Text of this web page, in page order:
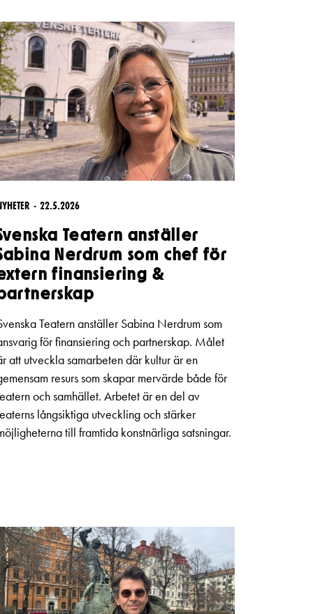
Press
Jobba hos oss
Nyhetsbrev
Svenska Teatern Live
22.5.2026
Teatern anställer
Nerdrum som chef för
finansiering &
Teatern anställer Sabina Nerdrum som
för finansiering och partnerskap. Målet
att utveckla samarbeten där kultur är en
resurs som skapar mervärde både för
och samhället. Arbetet är en del av
långsiktiga utveckling och stärker
till framtida konstnärliga satsningar.